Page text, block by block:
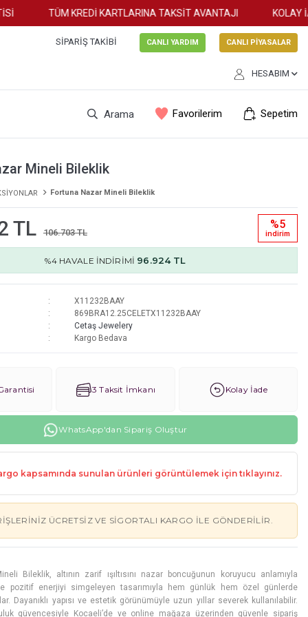
TÜM KREDİ KARTLARINA TAKSİT AVANTAJI KOLAY
SIPARIŞ TAKIBI CANLI YARDIM CANLI PİYASALAR
HESABIM
Arama Favorilerim Sepetim
Mineli Bileklik
Fortuna Nazar Mineli Bileklik
TL 106.703 TL
%5
i̇ndi̇ri̇m
%4 HAVALE İNDİRİMİ 96.924 TL
X11232BAAY
869BRA12.25CELETX11232BAAY
Cetaş Jewelery
Kargo Bedava
3 Taksit İmkanı Kolay İade
WhatsApp'dan Sipariş Oluştur
kapsamında sunulan ürünleri görüntülemek için tıklayınız.
ÜCRETSIZ VE SIGORTALI KARGO ILE GÖNDERILIR.
Bileklik, altının zarif ışıltısını nazar boncuğunun koruyucu anlamıyla
pozitif enerjiyi simgeleyen tasarımıyla hem günlük hem özel günlerde
Dayanıklı yapısı ve estetik görünümüyle uzun yıllar severek kullanılabilir.
güvencesiyle Kocaeli’de ve online mağaza üzerinden güvenle sipariş